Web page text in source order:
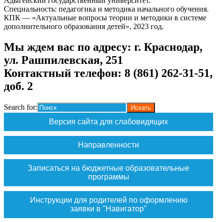
Специальность: педагогика и методика начального обучения.
КПК — «Актуальные вопросы теории и методики в системе
дополнительного образования детей», 2023 год.
Мы ждем вас по адресу: г. Краснодар,
ул. Рашпилевская, 251
Контактный телефон: 8 (861) 262-31-51,
доб. 2
Search for:
Версия сайта для слабовидящих
Направленности
Записаться на бюджетные образовательные
программы
Инструкции для родителей по оформлению
заявки в "Навигатор"